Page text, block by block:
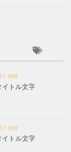
/ 10月
イトル文字
/ 10月
イトル文字